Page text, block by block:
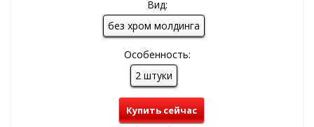
Вид:
без хром молдинга
Особенность:
2 штуки
Купить сейчас